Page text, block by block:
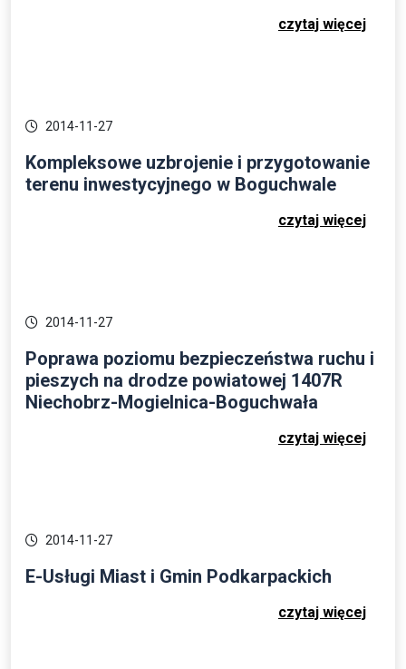
czytaj więcej
2014-11-27
Kompleksowe uzbrojenie i przygotowanie
terenu inwestycyjnego w Boguchwale
czytaj więcej
2014-11-27
Poprawa poziomu bezpieczeństwa ruchu i
pieszych na drodze powiatowej 1407R
Niechobrz-Mogielnica-Boguchwała
czytaj więcej
2014-11-27
E-Usługi Miast i Gmin Podkarpackich
czytaj więcej